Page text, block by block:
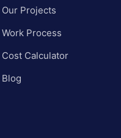
Our Projects
Work Process
Cost Calculator
Blog